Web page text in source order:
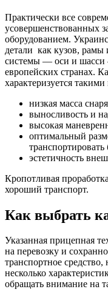
Практически все
усовершенствованных
оборудованием.
детали как кузов, рамы
системы — оси и шасси
европейских странах.
характеризуется
низкая масса
выносливость и
высокая
оптимальный
эстетичность
Кропотливая
хороший транспорт.
Как выбрать
Указанная прицепная
на перевозку и
транспортное
несколько
обращать внимание на